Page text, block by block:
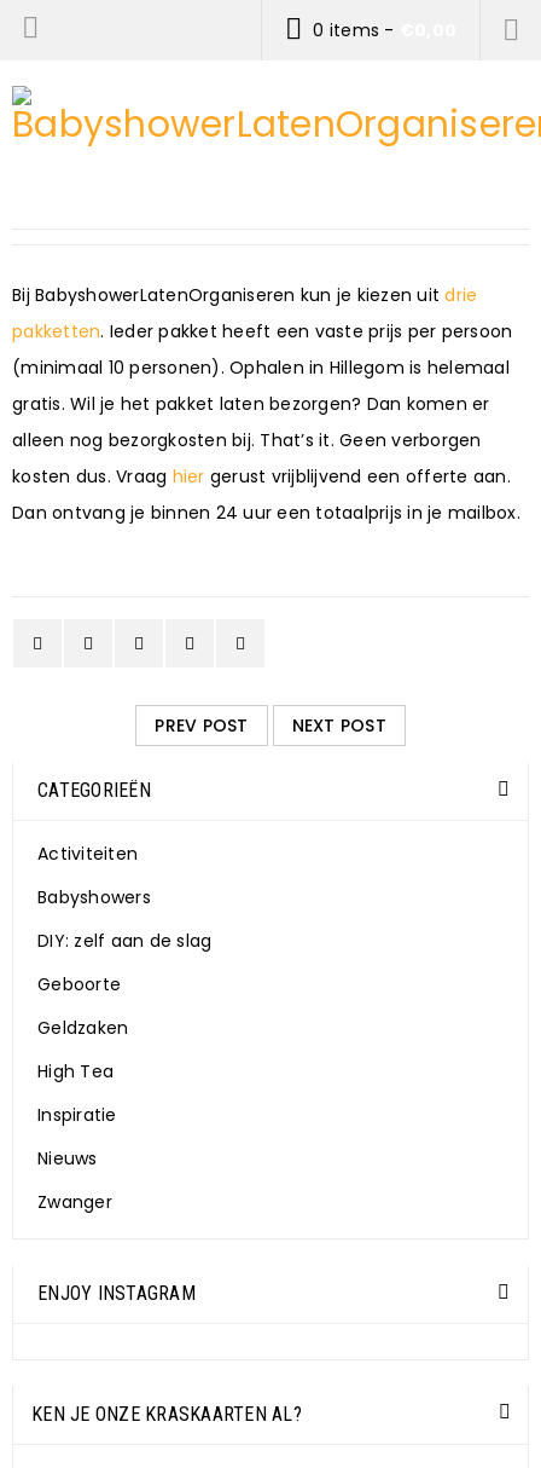
0 items -
CATEGORIEËN
Activiteiten
Babyshowers
DIY: zelf aan de slag
Geboorte
Geldzaken
High Tea
Inspiratie
Nieuws
Zwanger
ENJOY INSTAGRAM
KEN JE ONZE KRASKAARTEN AL?
Bij BabyshowerLatenOrganiseren kun je kiezen uitdrie
pakketten. Ieder pakket heeft een vaste prijs per persoon
(minimaal 10 personen). Ophalen in Hillegom is helemaal
gratis. Wil je het pakket laten bezorgen? Dan komen er
alleen nog bezorgkosten bij. That’s it. Geen verborgen
kosten dus. Vraag hier gerust vrijblijvend een offerte aan.
Dan ontvang je binnen 24 uur een totaalprijs in je mailbox.
PREV POST NEXT POST